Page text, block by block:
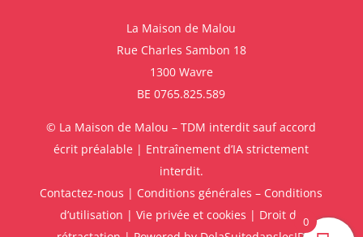
La Maison de Malou
Rue Charles Sambon 18
1300 Wavre
BE 0765.825.589
© La Maison de Malou – TDM interdit sauf accord
écrit préalable | Entraînement d’IA strictement
interdit.
Contactez-nous | Conditions générales – Conditions
d’utilisation | Vie privée et cookies | Droit de 0